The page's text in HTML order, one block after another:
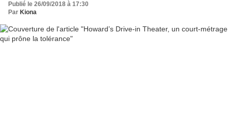
Publié le 26/09/2018 à 17:30
Par Kiona